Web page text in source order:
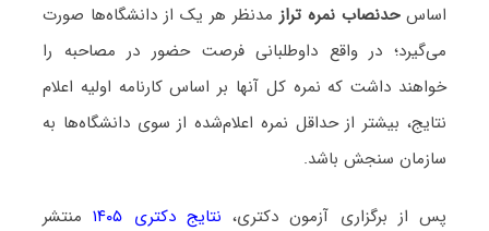
اساسحدنصاب نمره ترازمدنظر هر یک از دانشگاه‌ها صورت
می‌گیرد؛ در واقع داوطلبانی فرصت حضور در مصاحبه را
خواهند داشت که نمره کل آنها بر اساس کارنامه اولیه اعلام
نتایج، بیشتر از حداقل نمره اعلام‌شده از سوی دانشگاه‌ها به
سازمان سنجش باشد.
پس از برگزاری آزمون دکتری، نتایج دکتری ۱۴۰۵
منتشر